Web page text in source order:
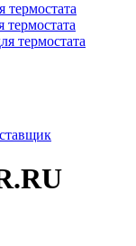
термостата
термостата
термостата